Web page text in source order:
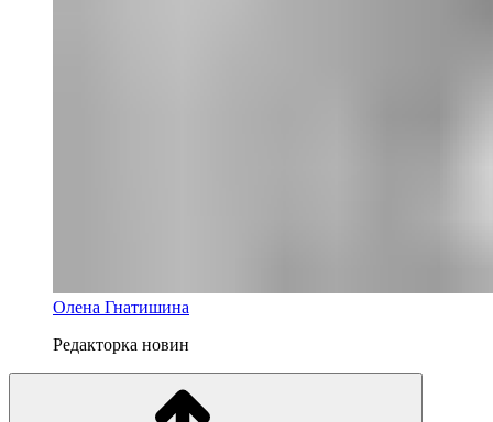
Олена Гнатишина
Редакторка новин